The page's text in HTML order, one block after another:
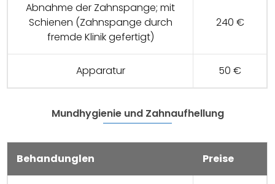
Abnahme der Zahnspange; mit
Schienen (Zahnspange durch
fremde Klinik gefertigt)
240 €
Apparatur 50 €
Mundhygienie und Zahnaufhellung
Behandunglen Preise